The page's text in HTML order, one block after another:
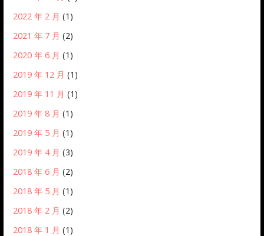
2022 年 2 月 (1)
2021 年 7 月 (2)
2020 年 6 月 (1)
2019 年 12 月 (1)
2019 年 11 月 (1)
2019 年 8 月 (1)
2019 年 5 月 (1)
2019 年 4 月 (3)
2018 年 6 月 (2)
2018 年 5 月 (1)
2018 年 2 月 (2)
2018 年 1 月 (1)